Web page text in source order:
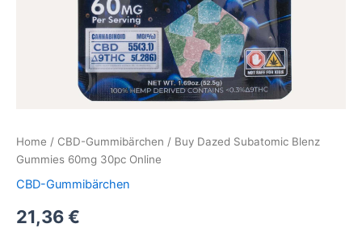
Home / CBD-Gummibärchen / Buy Dazed Subatomic Blenz
Gummies 60mg 30pc Online
CBD-Gummibärchen
21,36€